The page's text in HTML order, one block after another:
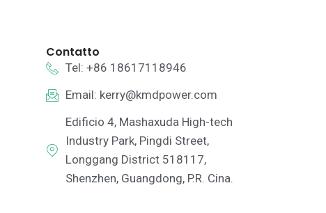
Contatto
Tel: +86 18617118946
Email: kerry@kmdpower.com
Edificio 4, Mashaxuda High-tech
Industry Park, Pingdi Street,
Longgang District 518117,
Shenzhen, Guangdong, P.R. Cina.